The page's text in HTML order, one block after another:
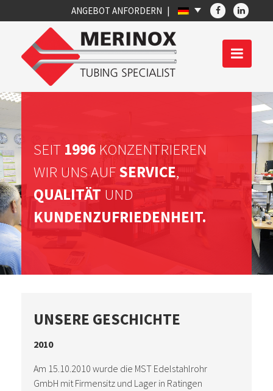
ANGEBOT ANFORDERN
SEIT 1996KONZENTRIEREN
WIR UNS AUFSERVICE,
QUALITÄT UND
KUNDENZUFRIEDENHEIT.
UNSERE GESCHICHTE
2010
Am 15.10.2010 wurde die MST Edelstahlrohr
GmbH mit Firmensitz und Lager in Ratingen